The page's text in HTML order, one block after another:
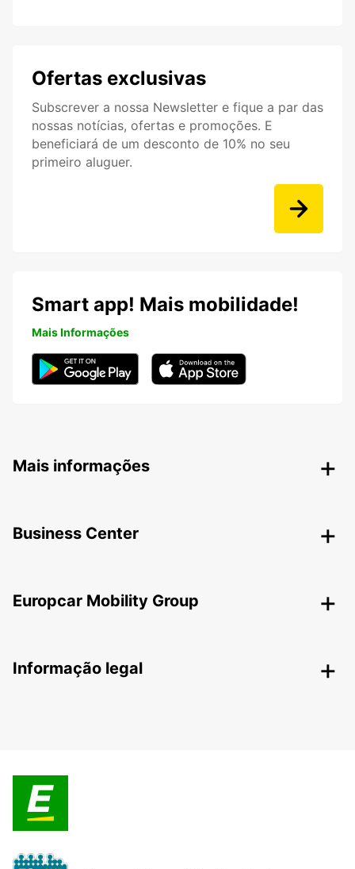
Ofertas exclusivas
Subscrever a nossa Newsletter e fique a par das
nossas notícias, ofertas e promoções. E
beneficiará de um desconto de 10% no seu
primeiro aluguer.
Smart app! Mais mobilidade!
Mais Informações
Mais informações
Business Center
Europcar Mobility Group
Informação legal